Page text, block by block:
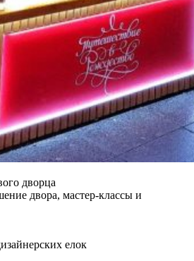
дворца
двора, мастер-классы и
елок